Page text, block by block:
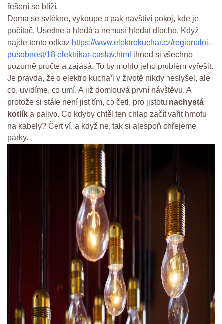
řešení se blíží.
Doma se svlékne, vykoupe a pak navštíví pokoj, kde je
počítač. Usedne a hledá a nemusí hledat dlouho. Když
najde tento odkaz https://www.elektrokuchar.cz/regionalni-
pusobnost/18-elektrikar-caslav.html ihned si všechno
pozorně pročte a zajásá. To by mohlo jeho problém vyřešit.
Je pravda, že o elektro kuchaři v životě nikdy neslyšel, ale
co, uvidíme, co umí. A již domlouvá první návštěvu. A
protože si stále není jist tím, co četl, pro jistotu nachystá
kotlík a palivo. Co kdyby chtěl ten chlap začít vařit hmotu
na kabely? Čert ví, a když ne, tak si alespoň ohřejeme
párky.